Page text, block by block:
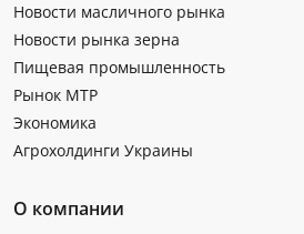
Новости масличного рынка
Новости рынка зерна
Пищевая промышленность
Рынок МТР
Экономика
Агрохолдинги Украины
О компании